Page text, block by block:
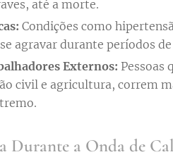
até a morte.
Condições como
agravar durante períodos
Externos: Pessoas
civil e agricultura, correm
Durante a Onda de